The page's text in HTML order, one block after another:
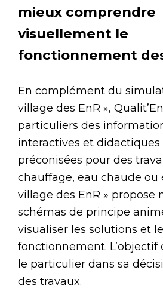
mieux comprendre
visuellement le
fonctionnement
En complément du
village des EnR »,
particuliers des
interactives et didactiques
préconisées pour des
chauffage, eau chaude ou
village des EnR » propose
schémas de principe
visualiser les solutions et
fonctionnement. L’objectif
le particulier dans sa
des travaux.